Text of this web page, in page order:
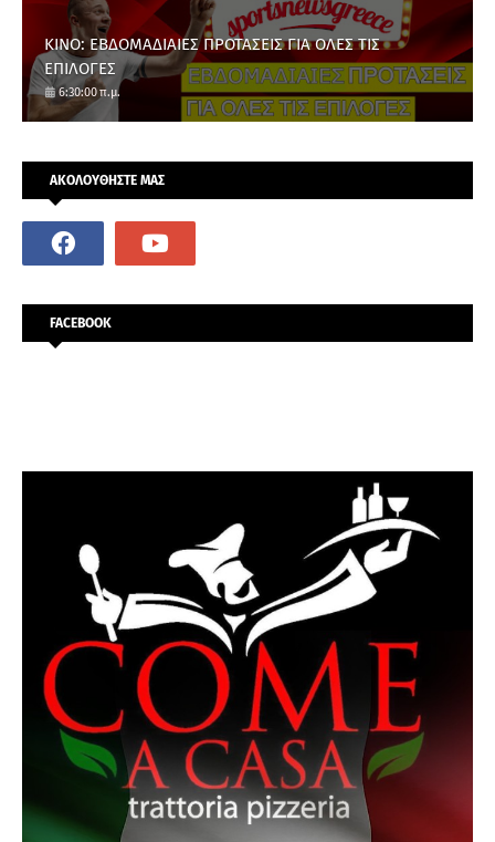
ΚΙΝΟ: ΕΒΔΟΜΑΔΙΑΙΕΣ ΠΡΟΤΑΣΕΙΣ ΓΙΑ ΟΛΕΣ ΤΙΣ
ΕΠΙΛΟΓΕΣ
6:30:00 π.μ.
ΑΚΟΛΟΥΘΗΣΤΕ ΜΑΣ
FACEBOOK